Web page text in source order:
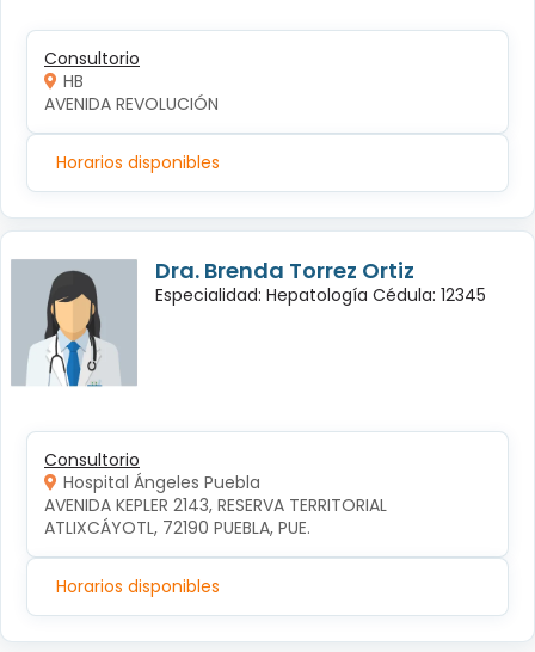
Consultorio
HB
AVENIDA REVOLUCIÓN
Horarios disponibles
Dra. Brenda Torrez Ortiz
Especialidad: Hepatología Cédula: 12345
Consultorio
Hospital Ángeles Puebla
AVENIDA KEPLER 2143, RESERVA TERRITORIAL
ATLIXCÁYOTL, 72190 PUEBLA, PUE.
Horarios disponibles